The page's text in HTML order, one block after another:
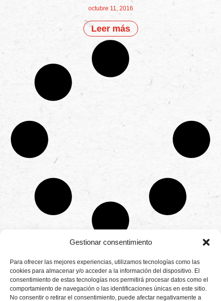
Gestionar consentimiento
Para ofrecer las mejores experiencias, utilizamos tecnologías como las
cookies para almacenar y/o acceder a la información del dispositivo. El
consentimiento de estas tecnologías nos permitirá procesar datos como el
comportamiento de navegación o las identificaciones únicas en este sitio.
No consentir o retirar el consentimiento, puede afectar negativamente a
octubre 11, 2016
Leer más
Productores
de
fresas,
frambuesas,
CONTÁCTANOS
Camino de
Montemayor s/n
21800 Moguer.
Huelva ESPAÑA.
Aviso legal
Política de